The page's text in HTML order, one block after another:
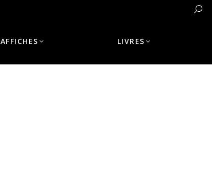
AFFICHES LIVRES